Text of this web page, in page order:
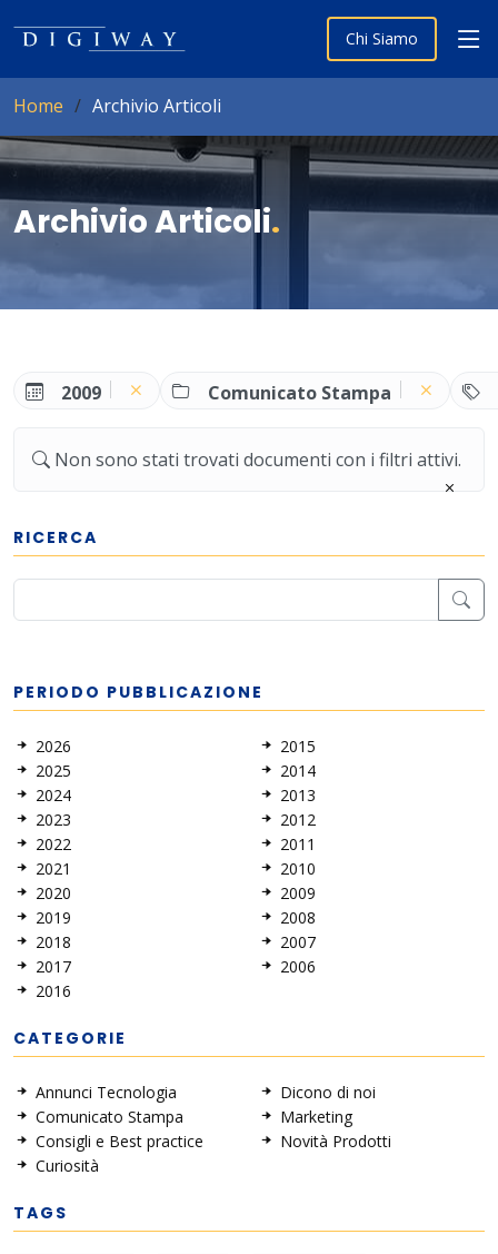
Chi Siamo
Home Archivio Articoli
Archivio Articoli.
2009 Comunicato Stampa
Non sono stati trovati documenti con i filtri attivi.
RICERCA
PERIODO PUBBLICAZIONE
2026
2025
2024
2023
2022
2021
2020
2019
2018
2017
2016
2015
2014
2013
2012
2011
2010
2009
2008
2007
2006
CATEGORIE
Annunci Tecnologia
Comunicato Stampa
Consigli e Best practice
Curiosità
Dicono di noi
Marketing
Novità Prodotti
TAGS